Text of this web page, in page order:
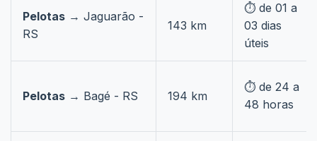
Pelotas → Jaguarão -
RS
143 km
⏱️ de 01 a
03 dias
úteis
Pelotas → Bagé - RS 194 km
⏱️ de 24 a
48 horas